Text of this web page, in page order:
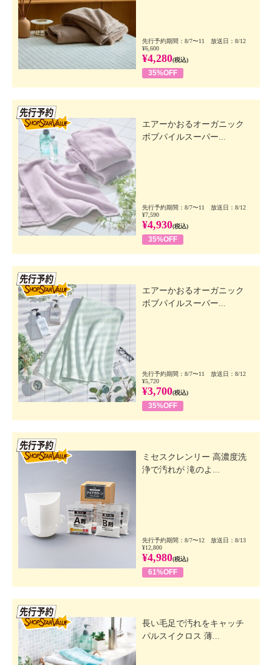
先行予約期間：8/7〜11 放送日：8/12
¥6,600
¥4,280(税込)
35%OFF
エアーかおるオーガニック
ボブパイルスーパー...
先行予約期間：8/7〜11 放送日：8/12
¥7,590
¥4,930(税込)
35%OFF
エアーかおるオーガニック
ボブパイルスーパー...
先行予約期間：8/7〜11 放送日：8/12
¥5,720
¥3,700(税込)
35%OFF
ミセスクレンリー 高濃度洗
浄で汚れが 滝のよ...
先行予約期間：8/7〜12 放送日：8/13
¥12,800
¥4,980(税込)
61%OFF
長い毛足で汚れをキャッチ
パルスイクロス 薄...